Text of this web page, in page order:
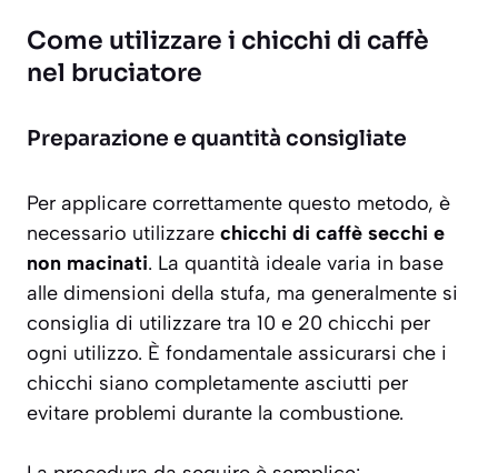
Come utilizzare i chicchi di caffè
nel bruciatore
Preparazione e quantità consigliate
Per applicare correttamente questo metodo, è
necessario utilizzare chicchi di caffè secchi e
non macinati. La quantità ideale varia in base
alle dimensioni della stufa, ma generalmente si
consiglia di utilizzare tra 10 e 20 chicchi per
ogni utilizzo. È fondamentale assicurarsi che i
chicchi siano completamente asciutti per
evitare problemi durante la combustione.